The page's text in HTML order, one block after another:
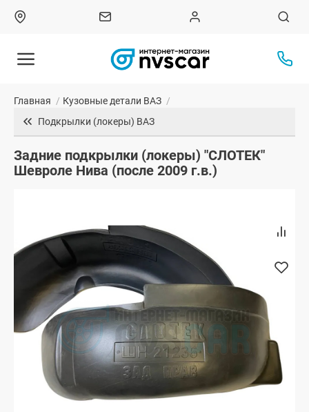
Главная / Кузовные детали ВАЗ /
Подкрылки (локеры) ВАЗ
Задние подкрылки (локеры) "СЛОТЕК"
Шевроле Нива (после 2009 г.в.)